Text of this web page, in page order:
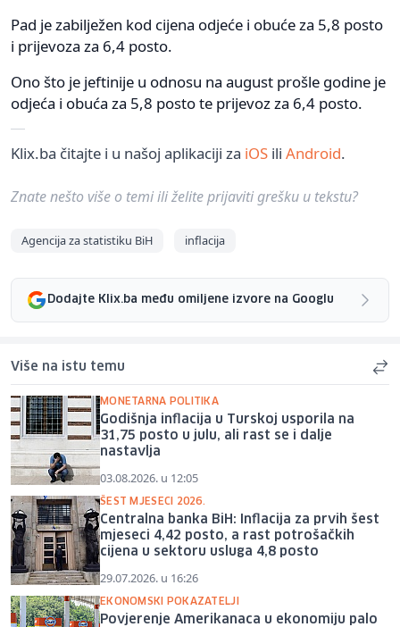
Pad je zabilježen kod cijena odjeće i obuće za 5,8 posto
i prijevoza za 6,4 posto.
Ono što je jeftinije u odnosu na august prošle godine je
odjeća i obuća za 5,8 posto te prijevoz za 6,4 posto.
Klix.ba čitajte i u našoj aplikaciji za iOS ili Android.
Znate nešto više o temi ili želite prijaviti grešku u tekstu?
Agencija za statistiku BiH inflacija
Dodajte Klix.ba među omiljene izvore na Googlu
Više na istu temu
MONETARNA POLITIKA
Godišnja inflacija u Turskoj usporila na
31,75 posto u julu, ali rast se i dalje
nastavlja
03.08.2026. u 12:05
ŠEST MJESECI 2026.
Centralna banka BiH: Inflacija za prvih šest
mjeseci 4,42 posto, a rast potrošačkih
cijena u sektoru usluga 4,8 posto
29.07.2026. u 16:26
EKONOMSKI POKAZATELJI
Povjerenje Amerikanaca u ekonomiju palo